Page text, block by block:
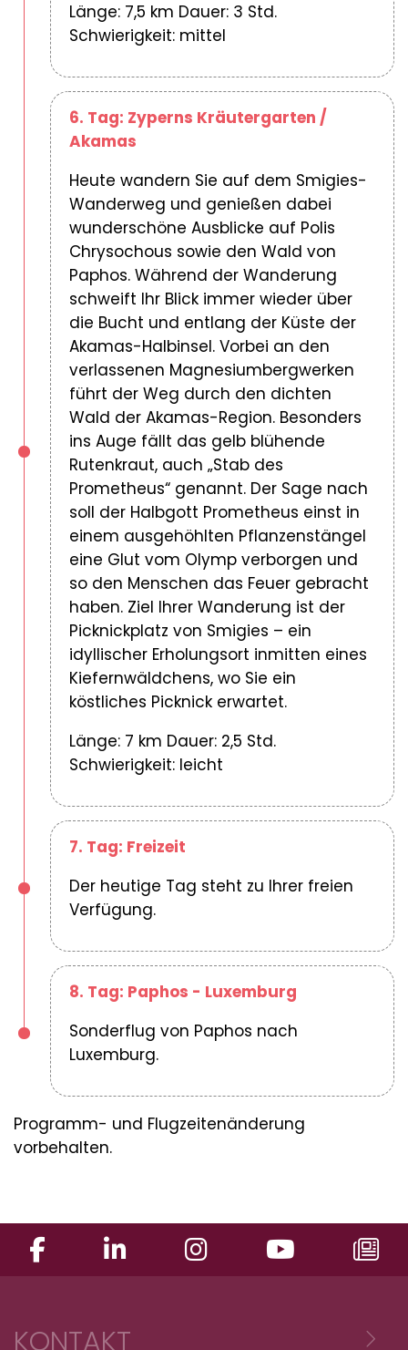
Länge: 7,5 km Dauer: 3 Std.
Schwierigkeit: mittel
6. Tag: Zyperns Kräutergarten /
Akamas
Heute wandern Sie auf dem Smigies-
Wanderweg und genießen dabei
wunderschöne Ausblicke auf Polis
Chrysochous sowie den Wald von
Paphos. Während der Wanderung
schweift Ihr Blick immer wieder über
die Bucht und entlang der Küste der
Akamas-Halbinsel. Vorbei an den
verlassenen Magnesiumbergwerken
führt der Weg durch den dichten
Wald der Akamas-Region. Besonders
ins Auge fällt das gelb blühende
Rutenkraut, auch „Stab des
Prometheus“ genannt. Der Sage nach
soll der Halbgott Prometheus einst in
einem ausgehöhlten Pflanzenstängel
eine Glut vom Olymp verborgen und
so den Menschen das Feuer gebracht
haben. Ziel Ihrer Wanderung ist der
Picknickplatz von Smigies – ein
idyllischer Erholungsort inmitten eines
Kiefernwäldchens, wo Sie ein
köstliches Picknick erwartet.
Länge: 7 km Dauer: 2,5 Std.
Schwierigkeit: leicht
7. Tag: Freizeit
Der heutige Tag steht zu Ihrer freien
Verfügung.
8. Tag: Paphos - Luxemburg
Sonderflug von Paphos nach
Luxemburg.
Programm- und Flugzeitenänderung
vorbehalten.
KONTAKT